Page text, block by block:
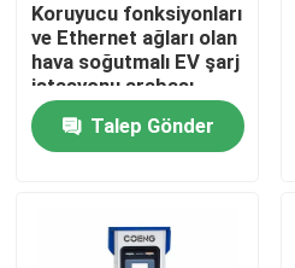
Fabrika turu
Kalite Kontrolü
Haberler
Koruyucu fonksiyonları
ve Ethernet ağları olan
hava soğutmalı EV şarj
istasyonu arabası
Talep Gönder